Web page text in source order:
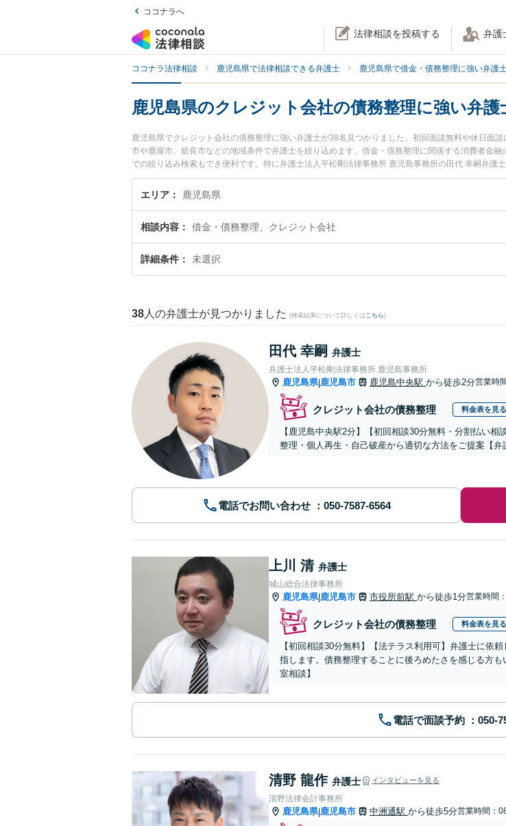
ココナラへ
法律相談を投稿する 弁護
ココナラ法律相談 鹿児島県で法律相談できる弁護士 鹿児島県で借金・債務整理に強い弁護
鹿児島県のクレジット会社の債務整理に強い弁護
鹿児島県でクレジット会社の債務整理に強い弁護士が38名見つかりました。初回面談無料や休日面
市や鹿屋市、姶良市などの地域条件で弁護士を絞り込めます。借金・債務整理に関係する消費者金
での絞り込み検索もでき便利です。特に弁護士法人平松剛法律事務所 鹿児島事務所の田代 幸嗣弁
士のプロフィール情報や弁護士費用、強みなどが注目されています。『鹿児島県で土日や夜間に発
『クレジット会社の債務整理のトラブル解決の実績豊富な近くの弁護士を検索したい』『初回相談
エリア 鹿児島県
相談内容 借金・債務整理、クレジット会社
詳細条件 未選択
38 人の弁護士が見つかりました (検索結果について詳しくは こちら)
田代 幸嗣 弁護士
弁護士法人平松剛法律事務所 鹿児島事務所
鹿児島県|鹿児島市 鹿児島中央駅 から徒歩2分営業時
クレジット会社の債務整理 料金表を見る
【鹿児島中央駅2分】【初回相談30分無料・分割払い
整理・個人再生・自己破産から適切な方法をご提案【弁
電話でお問い合わせ
上川 清 弁護士
城山総合法律事務所
鹿児島県|鹿児島市 市役所前駅 から徒歩1分営業時間
クレジット会社の債務整理 料金表を見る
【初回相談30分無料】【法テラス利用可】弁護士に依
指します。債務整理することに後ろめたさを感じる方
室相談】
電話で面談予約
清野 龍作 弁護士 インタビューを見る
清野法律会計事務所
鹿児島県|鹿児島市 中洲通駅 から徒歩5分営業時間：